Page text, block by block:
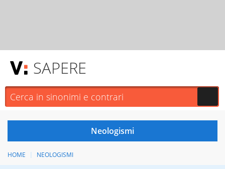
SAPERE
HOME NEOLOGISMI